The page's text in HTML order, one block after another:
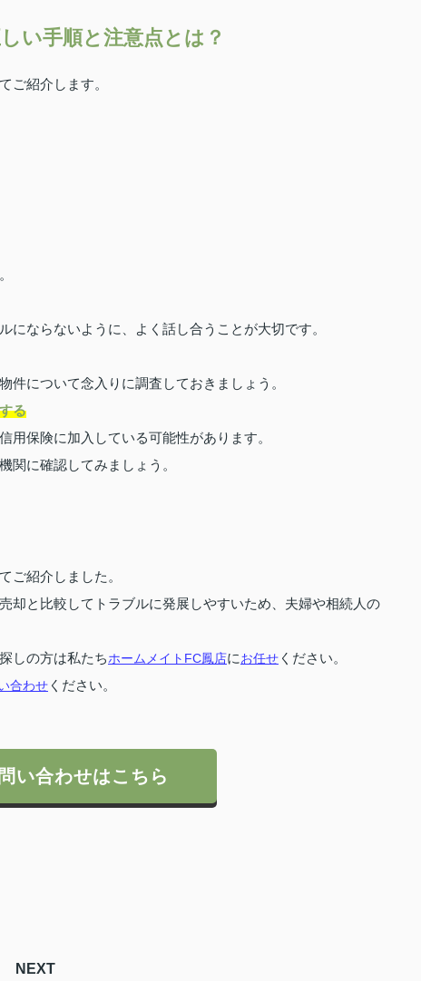
い手順と注意点とは？
ご紹介します。
ならないように、よく話し合うことが大切です。
件について念入りに調査しておきましょう。
る
用保険に加入している可能性があります。
関に確認してみましょう。
ご紹介しました。
却と比較してトラブルに発展しやすいため、夫婦や相続人の
しの方は私たちホームメイトFC鳳店にお任せ ください。
合わせ ください。
い合わせはこちら
NEXT